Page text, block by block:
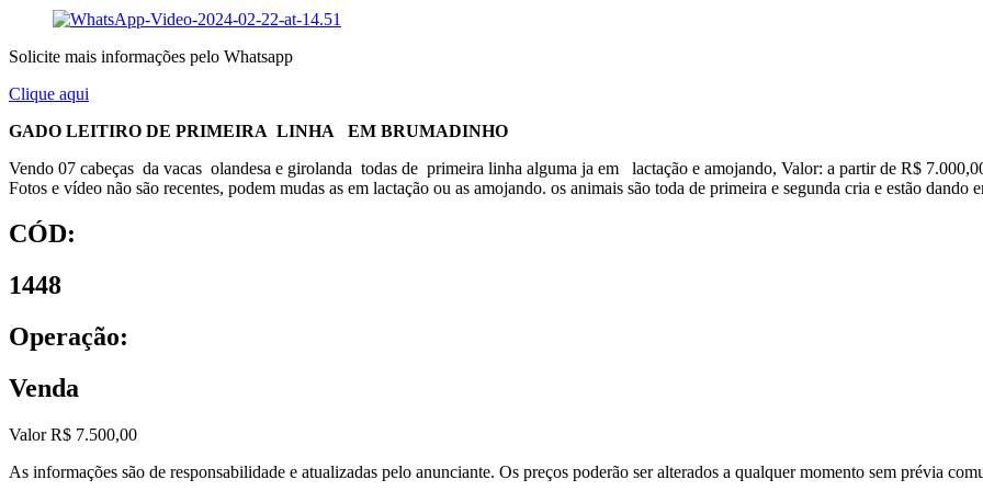
Solicite mais informações pelo Whatsapp
Clique aqui
GADO LEITIRO DE PRIMEIRA LINHA EM BRUMADINHO
Vendo 07 cabeças da vacas olandesa e girolanda todas de primeira linha alguma ja em lactação e amojando, Valor: a partir de R$
Fotos e vídeo não são recentes, podem mudas as em lactação ou as amojando. os animais são toda de primeira e segunda cria e estão
CÓD:
1448
Operação:
Venda
Valor R$ 7.500,00
As informações são de responsabilidade e atualizadas pelo anunciante. Os preços poderão ser alterados a qualquer momento sem prévia